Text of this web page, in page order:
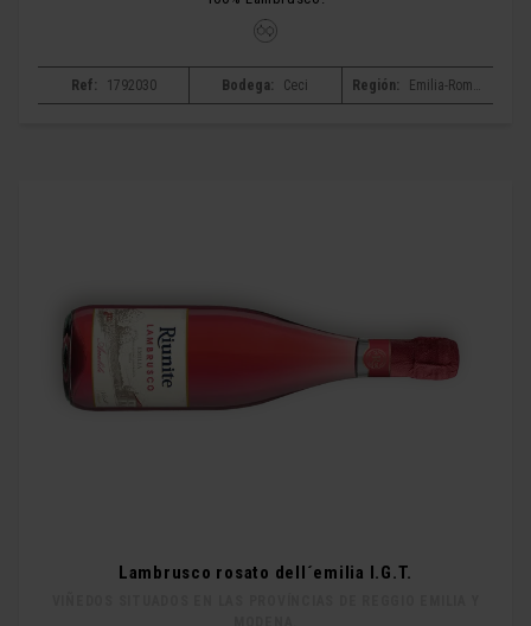
Ref: 1792030 Bodega: Ceci Región: Emilia-Romagna
Lambrusco rosato dell´emilia I.G.T.